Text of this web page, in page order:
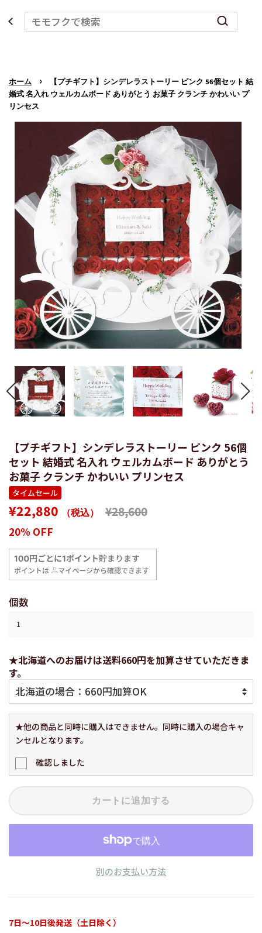
ホーム ›
【プチギフト】シンデレラストーリー ピンク 56個セット 結
婚式 名入れ ウェルカムボード ありがとう お菓子 クランチ かわいい プ
リンセス
【プチギフト】シンデレラストーリー ピンク 56個
セット 結婚式 名入れ ウェルカムボード ありがとう
お菓子 クランチ かわいい プリンセス
タイムセール
通
格
¥22,880 （税込）
販
格
¥28,600
20% OFF
個数
★北海道へのお届けは送料660円を加算させていただきま
す。
★他の商品と同時に購入はできません。同時に購入の場合キャ
ンセルとなります。
確認しました
カートに追加する
別のお支払い方法
7日～10日後発送（土日除く）